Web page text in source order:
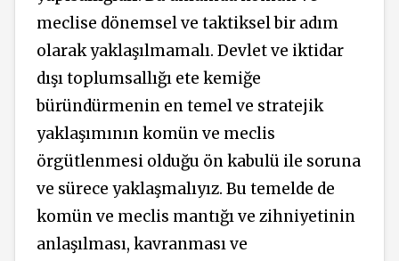
meclise dönemsel ve taktiksel bir adım
olarak yaklaşılmamalı. Devlet ve iktidar
dışı toplumsallığı ete kemiğe
büründürmenin en temel ve stratejik
yaklaşımının komün ve meclis
örgütlenmesi olduğu ön kabulü ile soruna
ve sürece yaklaşmalıyız. Bu temelde de
komün ve meclis mantığı ve zihniyetinin
anlaşılması, kavranması ve